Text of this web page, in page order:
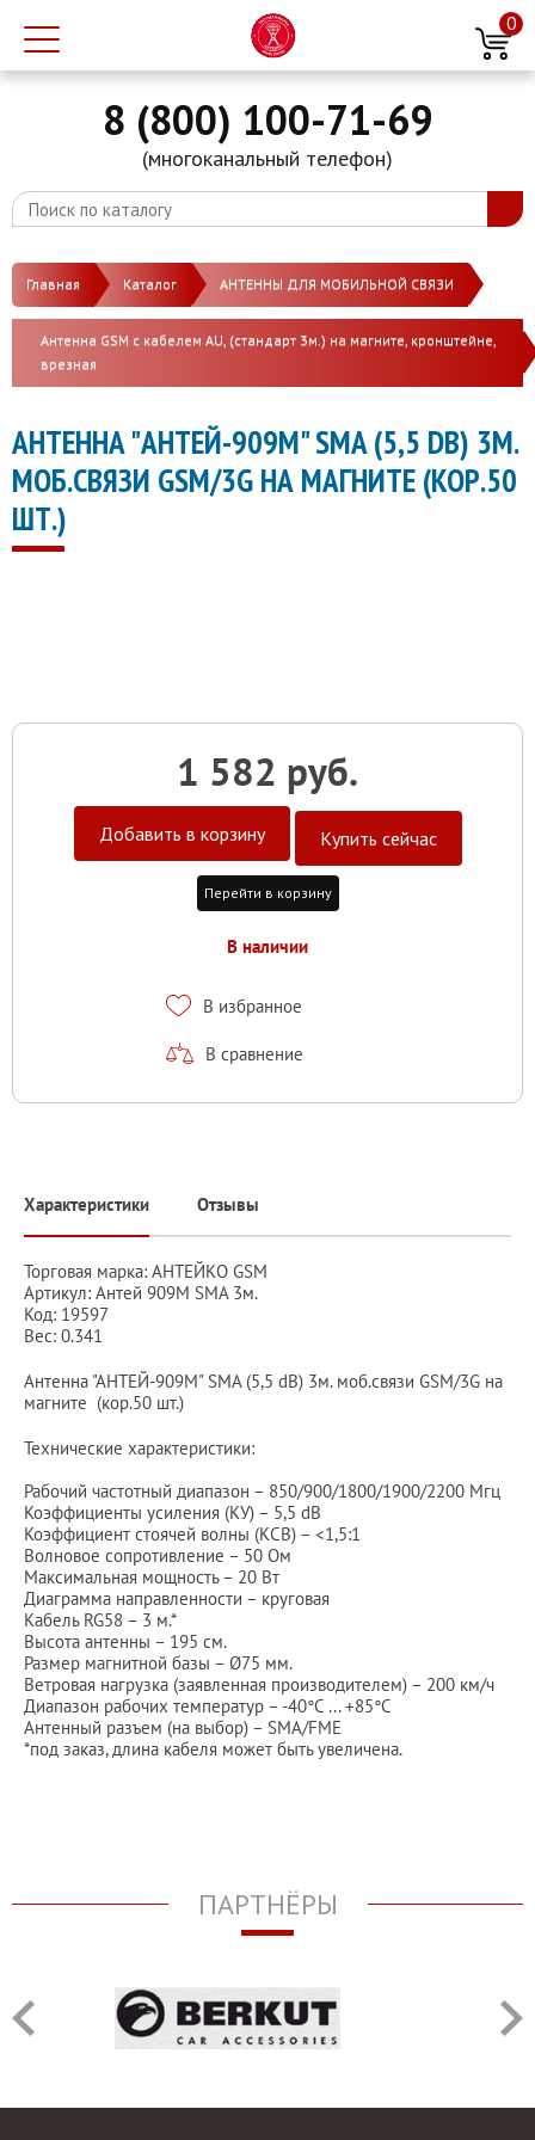
0
8 (800) 100-71-69
(многоканальный телефон)
Главная Каталог АНТЕННЫ ДЛЯ МОБИЛЬНОЙ СВЯЗИ
Антенна GSM с кабелем AU, (стандарт 3м.) на магните, кронштейне,
врезная
АНТЕННА "АНТЕЙ-909М" SMA (5,5 DB) 3М.
МОБ.СВЯЗИ GSM/3G НА МАГНИТЕ (КОР.50
ШТ.)
1 582 руб.
Добавить в корзину Купить сейчас
Перейти в корзину
В наличии
В избранное
В сравнение
Характеристики Отзывы
Торговая марка: АНТЕЙКО GSM
Артикул: Антей 909М SMA 3м.
Код: 19597
Вес: 0.341
Антенна "АНТЕЙ-909М" SMA (5,5 dB) 3м. моб.связи GSM/3G на
магните (кор.50 шт.)
Технические характеристики:
Рабочий частотный диапазон – 850/900/1800/1900/2200 Мгц
Коэффициенты усиления (КУ) – 5,5 dB
Коэффициент стоячей волны (КСВ) – <1,5:1
Волновое сопротивление – 50 Ом
Максимальная мощность – 20 Вт
Диаграмма направленности – круговая
Кабель RG58 – 3 м.*
Высота антенны – 195 см.
Размер магнитной базы – Ø75 мм.
Ветровая нагрузка (заявленная производителем) – 200 км/ч
Диапазон рабочих температур – -40°C ... +85°C
Антенный разъем (на выбор) – SMA/FME
*под заказ, длина кабеля может быть увеличена.
ПАРТНЁРЫ